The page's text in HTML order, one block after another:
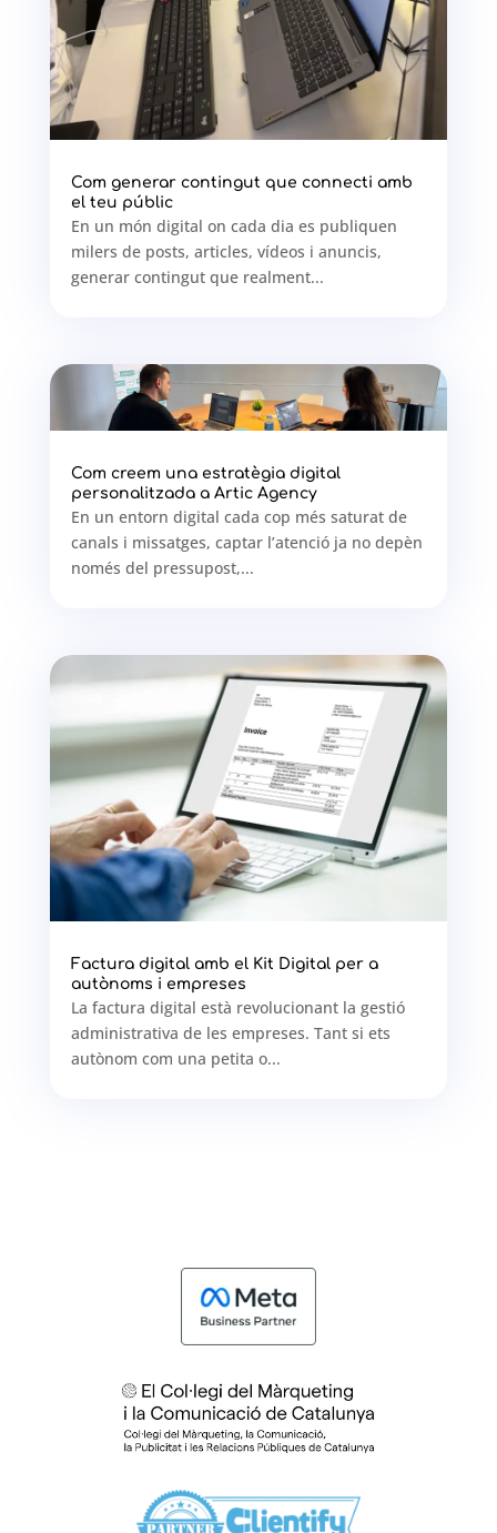
Com generar contingut que connecti amb
el teu públic
En un món digital on cada dia es publiquen
milers de posts, articles, vídeos i anuncis,
generar contingut que realment...
Com creem una estratègia digital
personalitzada a Artic Agency
En un entorn digital cada cop més saturat de
canals i missatges, captar l’atenció ja no depèn
només del pressupost,...
Factura digital amb el Kit Digital per a
autònoms i empreses
La factura digital està revolucionant la gestió
administrativa de les empreses. Tant si ets
autònom com una petita o...